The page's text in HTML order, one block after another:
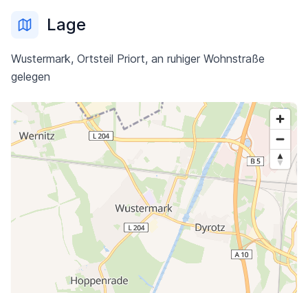
Lage
Wustermark, Ortsteil Priort, an ruhiger Wohnstraße
gelegen